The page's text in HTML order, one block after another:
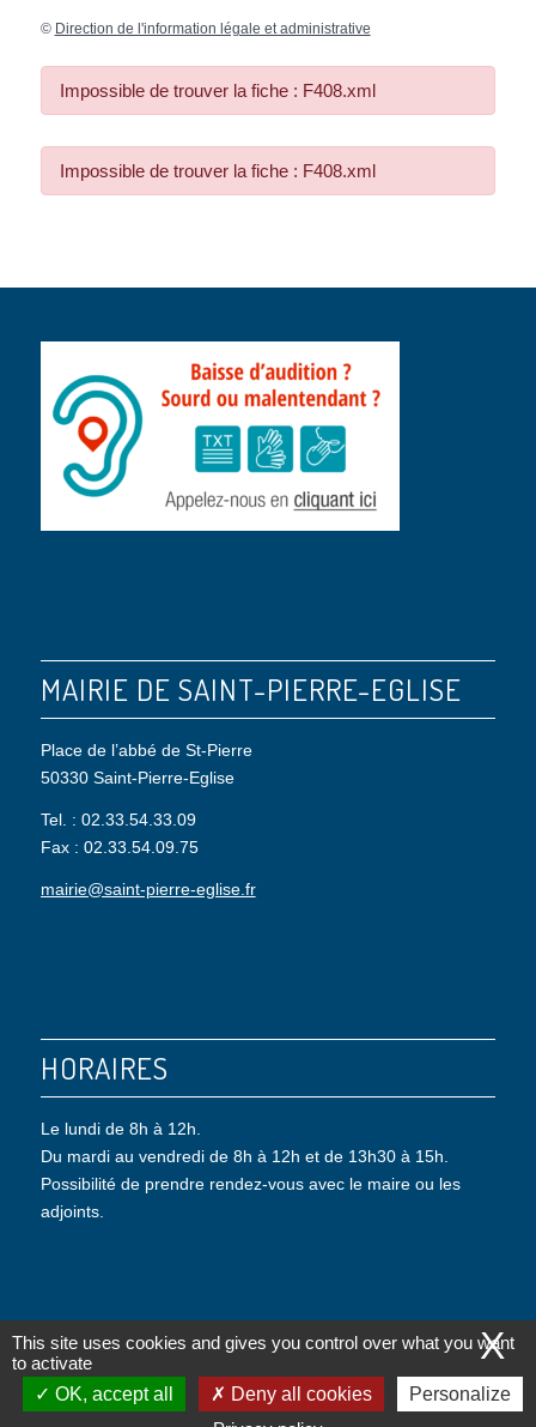
© Direction de l'information légale et administrative
Impossible de trouver la fiche : F408.xml
Impossible de trouver la fiche : F408.xml
MAIRIE DE SAINT-PIERRE-EGLISE
Place de l’abbé de St-Pierre
50330 Saint-Pierre-Eglise
Tel. : 02.33.54.33.09
Fax : 02.33.54.09.75
mairie@saint-pierre-eglise.fr
HORAIRES
Le lundi de 8h à 12h.
Du mardi au vendredi de 8h à 12h et de 13h30 à 15h.
Possibilité de prendre rendez-vous avec le maire ou les
adjoints.
© Copyright - Saint-Pierre-Eglise |
|Gestion des cookies | Conception : Objectif-Multimedia.com -
powered by
X
This site uses cookies and gives you control over what you want
to activate
OK, accept all
Deny all cookies
Personalize